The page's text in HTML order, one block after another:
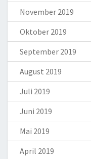
November 2019
Oktober 2019
September 2019
August 2019
Juli 2019
Juni 2019
Mai 2019
April 2019